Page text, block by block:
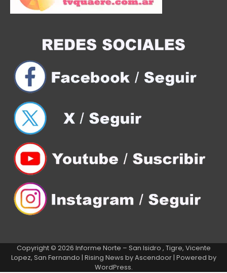
Copyright © 2026 Informe Norte – San Isidro , Tigre, Vicente
Lopez, San Fernando | Rising News byAscendoor| Powered by
WordPress.